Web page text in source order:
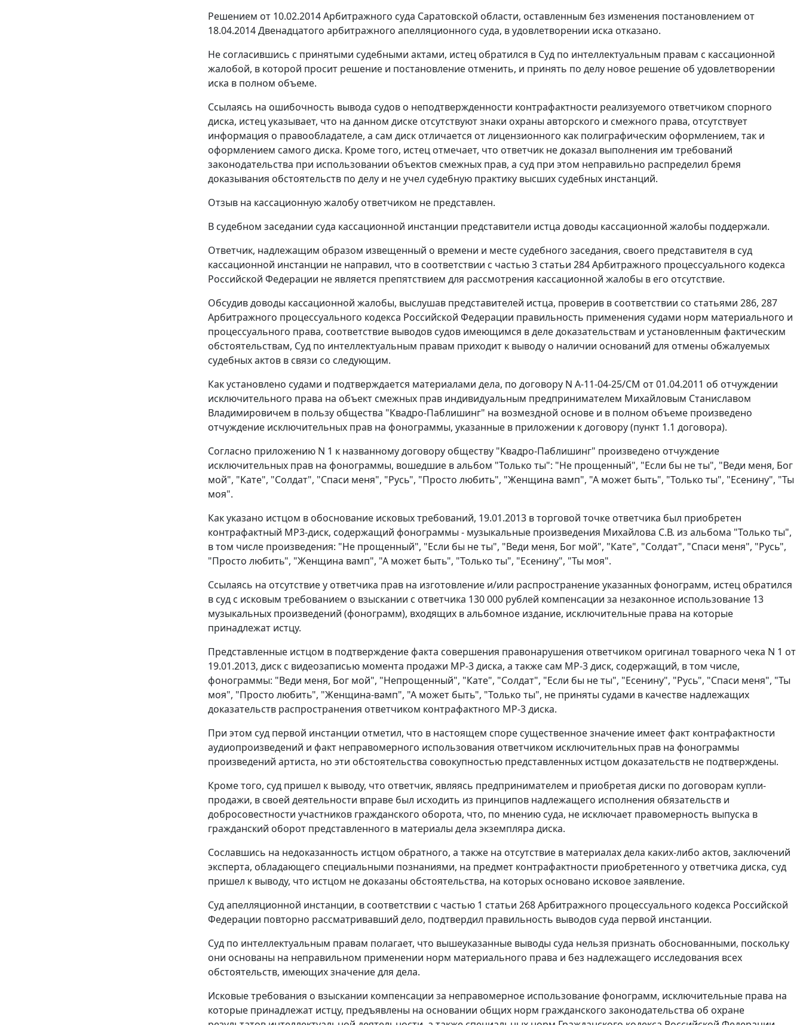
Решением от 10.02.2014 Арбитражного суда Саратовской области, оставленным без изменения постановлением от
18.04.2014 Двенадцатого арбитражного апелляционного суда, в удовлетворении иска отказано.
Не согласившись с принятыми судебными актами, истец обратился в Суд по интеллектуальным правам с кассационной
жалобой, в которой просит решение и постановление отменить, и принять по делу новое решение об удовлетворении
иска в полном объеме.
Ссылаясь на ошибочность вывода судов о неподтвержденности контрафактности реализуемого ответчиком спорного
диска, истец указывает, что на данном диске отсутствуют знаки охраны авторского и смежного права, отсутствует
информация о правообладателе, а сам диск отличается от лицензионного как полиграфическим оформлением, так и
оформлением самого диска. Кроме того, истец отмечает, что ответчик не доказал выполнения им требований
законодательства при использовании объектов смежных прав, а суд при этом неправильно распределил бремя
доказывания обстоятельств по делу и не учел судебную практику высших судебных инстанций.
Отзыв на кассационную жалобу ответчиком не представлен.
В судебном заседании суда кассационной инстанции представители истца доводы кассационной жалобы поддержали.
Ответчик, надлежащим образом извещенный о времени и месте судебного заседания, своего представителя в суд
кассационной инстанции не направил, что в соответствии с частью 3 статьи 284Арбитражного процессуального кодекса
Российской Федерации не является препятствием для рассмотрения кассационной жалобы в его отсутствие.
Обсудив доводы кассационной жалобы, выслушав представителей истца, проверив в соответствии со статьями 286, 287
Арбитражного процессуального кодекса Российской Федерации правильность применения судами норм материального и
процессуального права, соответствие выводов судов имеющимся в деле доказательствам и установленным фактическим
обстоятельствам, Суд по интеллектуальным правам приходит к выводу о наличии оснований для отмены обжалуемых
судебных актов в связи со следующим.
Как установлено судами и подтверждается материалами дела, по договору N А-11-04-25/СМ от 01.04.2011 об отчуждении
исключительного права на объект смежных прав индивидуальным предпринимателем Михайловым Станиславом
Владимировичем в пользу общества "Квадро-Паблишинг" на возмездной основе и в полном объеме произведено
отчуждение исключительных прав на фонограммы, указанные в приложении к договору (пункт 1.1 договора).
Согласно приложению N 1 к названному договору обществу "Квадро-Паблишинг" произведено отчуждение
исключительных прав на фонограммы, вошедшие в альбом "Только ты": "Не прощенный", "Если бы не ты", "Веди меня, Бог
мой", "Кате", "Солдат", "Спаси меня", "Русь", "Просто любить", "Женщина вамп", "А может быть", "Только ты", "Есенину", "Ты
моя".
Как указано истцом в обоснование исковых требований, 19.01.2013 в торговой точке ответчика был приобретен
контрафактный МР3-диск, содержащий фонограммы - музыкальные произведения Михайлова С.В. из альбома "Только ты",
в том числе произведения: "Не прощенный", "Если бы не ты", "Веди меня, Бог мой", "Кате", "Солдат", "Спаси меня", "Русь",
"Просто любить", "Женщина вамп", "А может быть", "Только ты", "Есенину", "Ты моя".
Ссылаясь на отсутствие у ответчика прав на изготовление и/или распространение указанных фонограмм, истец обратился
в суд с исковым требованием о взыскании с ответчика 130 000 рублей компенсации за незаконное использование 13
музыкальных произведений (фонограмм), входящих в альбомное издание, исключительные права на которые
принадлежат истцу.
Представленные истцом в подтверждение факта совершения правонарушения ответчиком оригинал товарного чека N 1 от
19.01.2013, диск с видеозаписью момента продажи МР-3 диска, а также сам МР-3 диск, содержащий, в том числе,
фонограммы: "Веди меня, Бог мой", "Непрощенный", "Кате", "Солдат", "Если бы не ты", "Есенину", "Русь", "Спаси меня", "Ты
моя", "Просто любить", "Женщина-вамп", "А может быть", "Только ты", не приняты судами в качестве надлежащих
доказательств распространения ответчиком контрафактного МР-3 диска.
При этом суд первой инстанции отметил, что в настоящем споре существенное значение имеет факт контрафактности
аудиопроизведений и факт неправомерного использования ответчиком исключительных прав на фонограммы
произведений артиста, но эти обстоятельства совокупностью представленных истцом доказательств не подтверждены.
Кроме того, суд пришел к выводу, что ответчик, являясь предпринимателем и приобретая диски по договорам купли-
продажи, в своей деятельности вправе был исходить из принципов надлежащего исполнения обязательств и
добросовестности участников гражданского оборота, что, по мнению суда, не исключает правомерность выпуска в
гражданский оборот представленного в материалы дела экземпляра диска.
Сославшись на недоказанность истцом обратного, а также на отсутствие в материалах дела каких-либо актов, заключений
эксперта, обладающего специальными познаниями, на предмет контрафактности приобретенного у ответчика диска, суд
пришел к выводу, что истцом не доказаны обстоятельства, на которых основано исковое заявление.
Суд апелляционной инстанции, в соответствии с частью 1 статьи 268Арбитражного процессуального кодекса Российской
Федерации повторно рассматривавший дело, подтвердил правильность выводов суда первой инстанции.
Суд по интеллектуальным правам полагает, что вышеуказанные выводы суда нельзя признать обоснованными, поскольку
они основаны на неправильном применении норм материального права и без надлежащего исследования всех
обстоятельств, имеющих значение для дела.
Исковые требования о взыскании компенсации за неправомерное использование фонограмм, исключительные права на
которые принадлежат истцу, предъявлены на основании общих норм гражданского законодательства об охране